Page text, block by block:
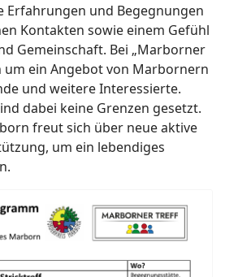
Erfahrungen und Begegnungen
Kontakten sowie einem Gefühl
Gemeinschaft. Bei „Marborner
um ein Angebot von Marbornern
und weitere Interessierte.
dabei keine Grenzen gesetzt.
freut sich über neue aktive
um ein lebendiges